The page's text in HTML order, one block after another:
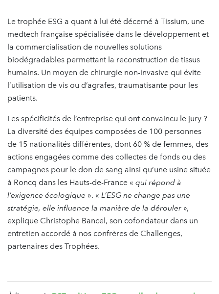
Le trophée ESG a quant à lui été décerné à Tissium, une
medtech française spécialisée dans le développement et
la commercialisation de nouvelles solutions
biodégradables permettant la reconstruction de tissus
humains. Un moyen de chirurgie non-invasive qui évite
l’utilisation de vis ou d’agrafes, traumatisante pour les
patients.
Les spécificités de l’entreprise qui ont convaincu le jury ?
La diversité des équipes composées de 100 personnes
de 15 nationalités différentes, dont 60 % de femmes, des
actions engagées comme des collectes de fonds ou des
campagnes pour le don de sang ainsi qu’une usine située
à Roncq dans les Hauts-de-France « qui répond à
l’exigence écologique ». « L’ESG ne change pas une
stratégie, elle influence la manière de la dérouler »,
explique Christophe Bancel, son cofondateur dans un
entretien accordé à nos confrères de Challenges,
partenaires des Trophées.